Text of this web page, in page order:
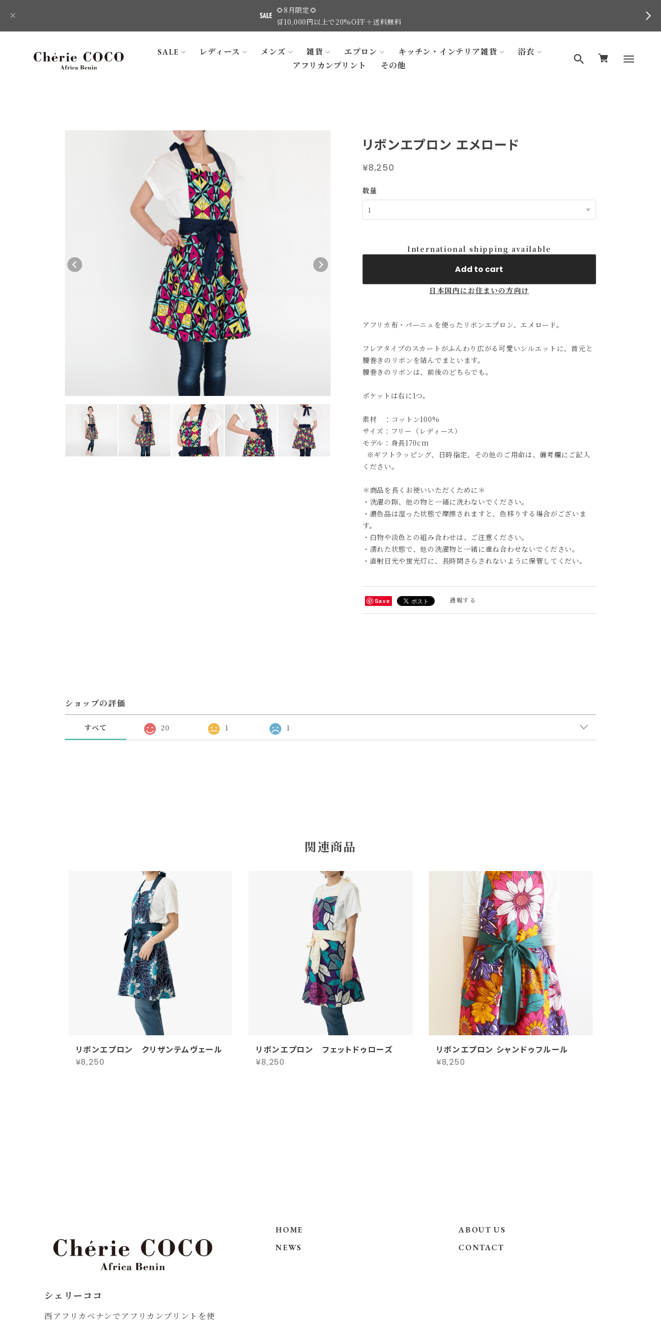
🌻8月限定🌻
🛒10,000円以上で20%OFF＋送料無料
SALE レディース メンズ 雑貨 エプロン キッチン・インテリア雑貨
浴衣
アフリカンプリント
その他
リボンエプロン エメロード
¥8,250
数量
International shipping available
Add to cart
日本国内にお住まいの方向け
アフリカ布・パーニュを使ったリボンエプロン、エメロード。
フレアタイプのスカートがふんわり広がる可愛いシルエットに、首元と
腰巻きのリボンを結んでまといます。
腰巻きのリボンは、前後のどちらでも。
ポケットは右に1つ。
素材 ：コットン100%
サイズ：フリー（レディース）
モデル：身長170cm
※ギフトラッピング、日時指定、その他のご用命は、備考欄にご記入
ください。
＊商品を長くお使いいただくために＊
・洗濯の際、他の物と一緒に洗わないでください。
・濃色品は湿った状態で摩擦されますと、色移りする場合がございま
す。
・白物や淡色との組み合わせは、ご注意ください。
・濡れた状態で、他の洗濯物と一緒に重ね合わせないでください。
・直射日光や蛍光灯に、長時間さらされないように保管してくだい。
Save 通報する
ショップの評価
すべて 20 1 1
関連商品
リボンエプロン クリザンテムヴェール
¥8,250
リボンエプロン フェットドゥローズ
¥8,250
リボンエプロン シャンドゥフルール
¥8,250
シェリーココ
西アフリカベナンでアフリカンプリントを使
HOME
ABOUT US
NEWS
CONTACT